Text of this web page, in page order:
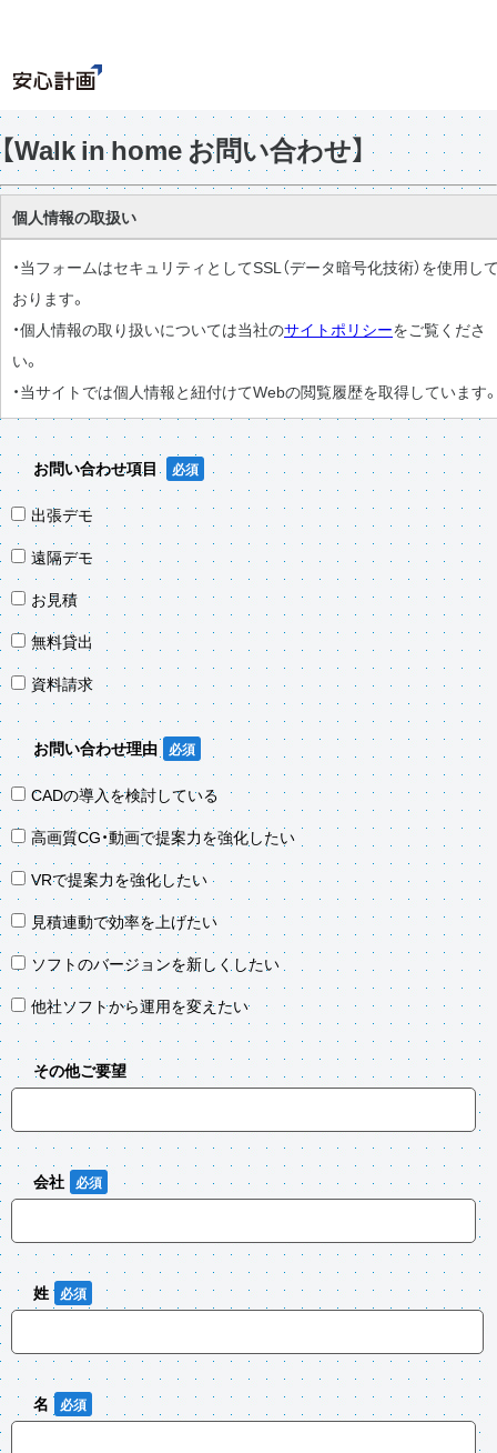
【Walk in home お問い合わせ】
個人情報の取扱い
・当フォームはセキュリティとしてSSL（データ暗号化技術）を使用し
おります。
・個人情報の取り扱いについては当社のサイトポリシーをご覧くださ
い。
・当サイトでは個人情報と紐付けてWebの閲覧履歴を取得しています
お問い合わせ項目
出張デモ
遠隔デモ
お見積
無料貸出
資料請求
お問い合わせ理由
CADの導入を検討している
高画質CG・動画で提案力を強化したい
VRで提案力を強化したい
見積連動で効率を上げたい
ソフトのバージョンを新しくしたい
他社ソフトから運用を変えたい
その他ご要望
会社
姓
名